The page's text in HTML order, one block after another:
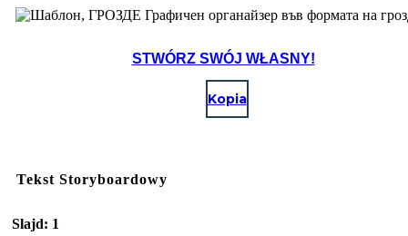
STWÓRZ SWÓJ WŁASNY!
Kopia
Tekst Storyboardowy
Slajd: 1